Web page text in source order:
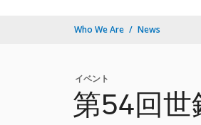
Who We Are News
イベント
第54回世